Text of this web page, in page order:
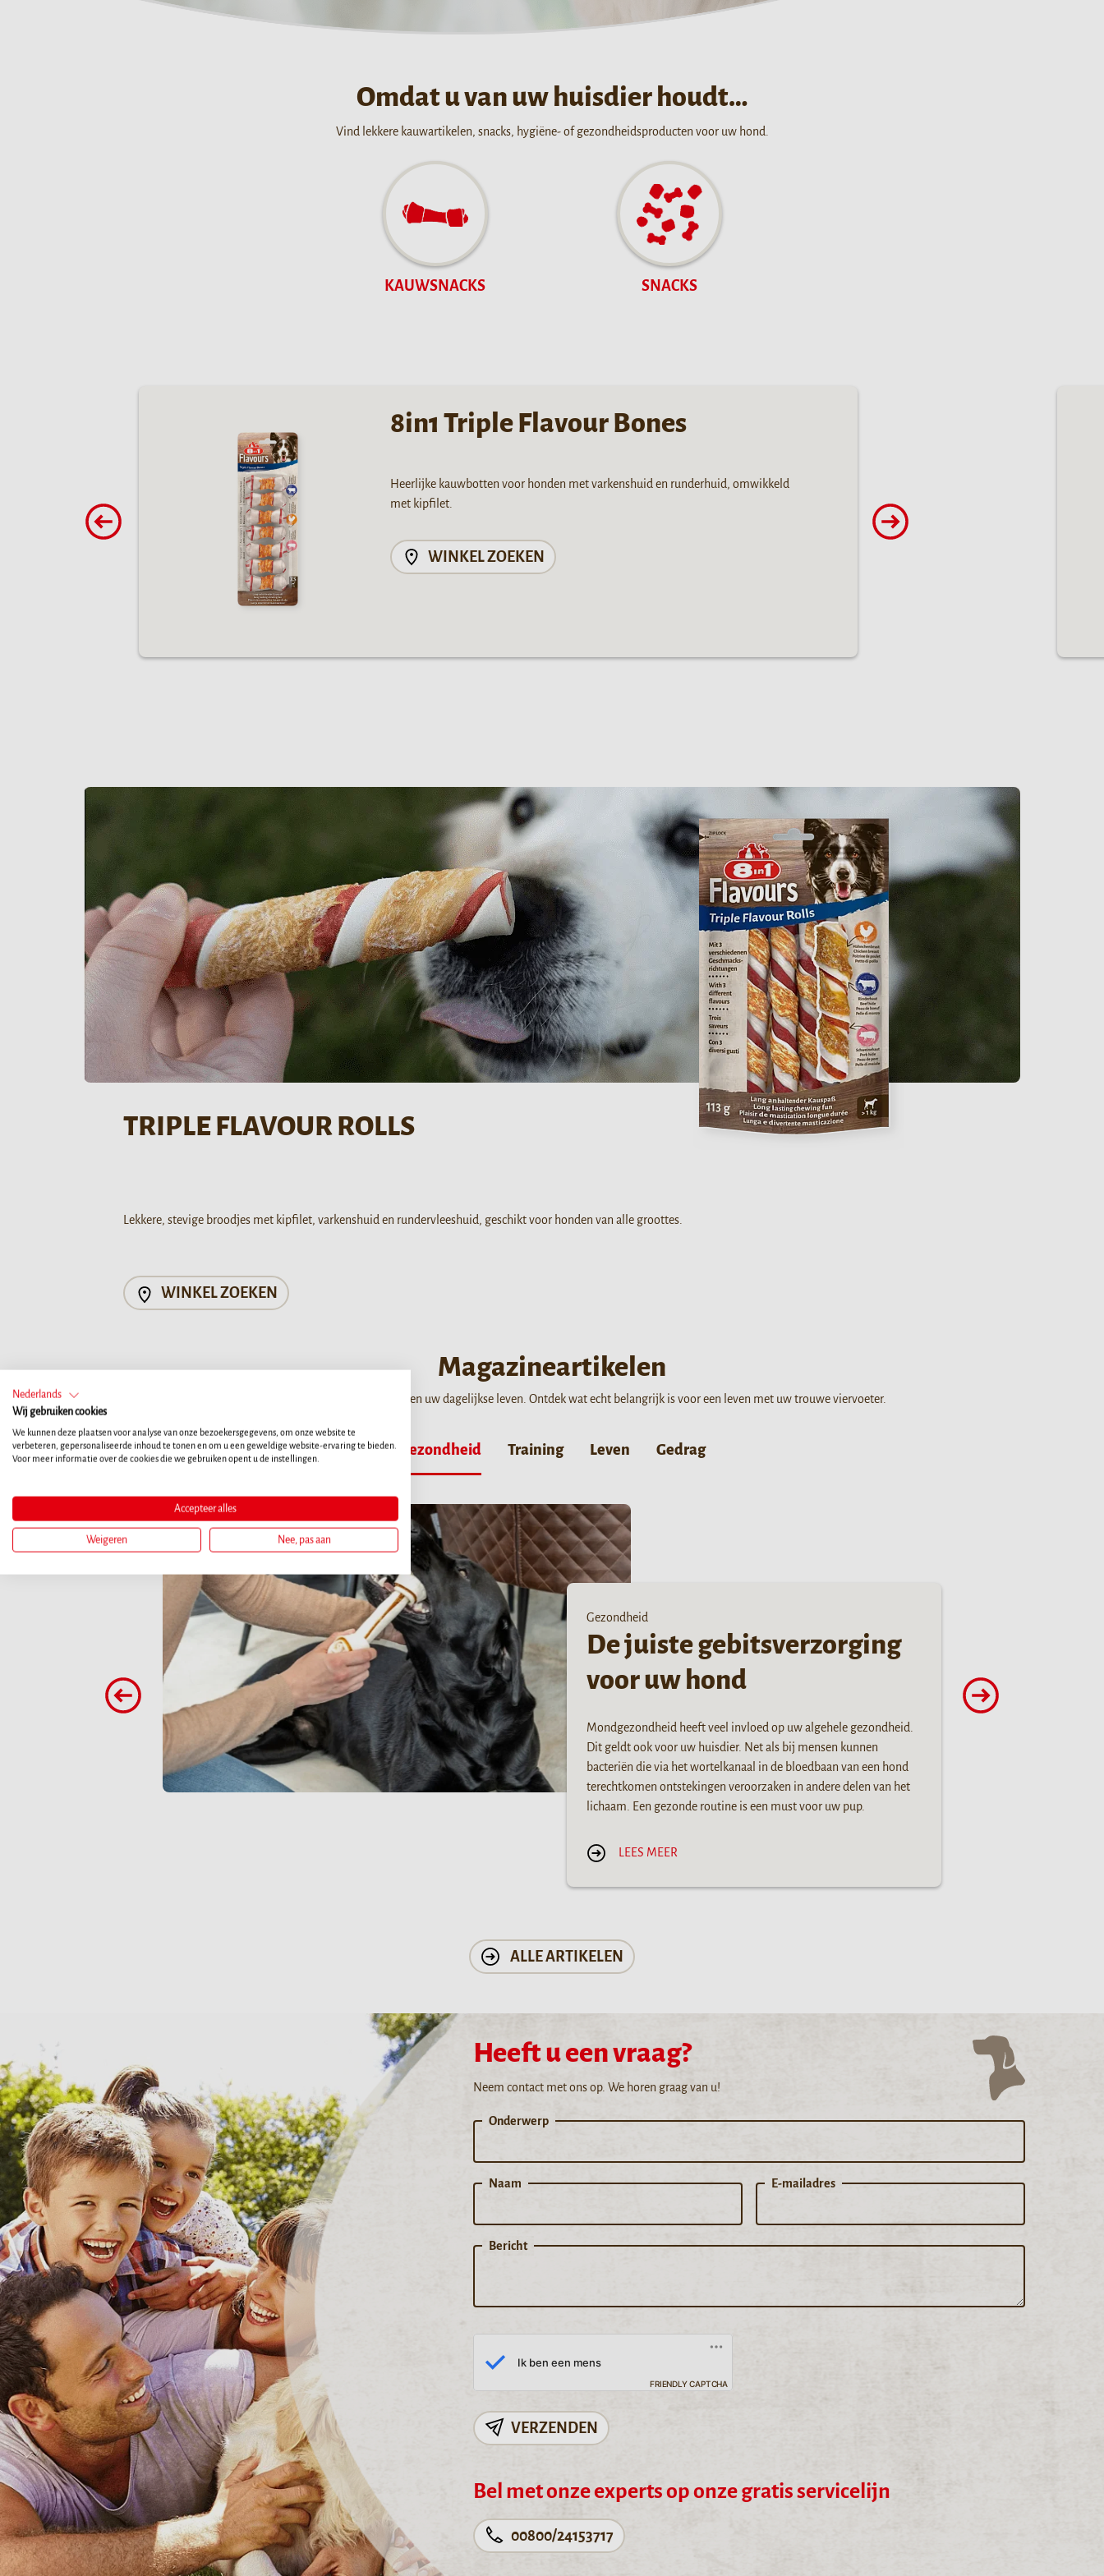
Omdat u van uw huisdier houdt…
Vind lekkere kauwartikelen, snacks, hygiëne- of gezondheidsproducten voor uw hond.
KAUWSNACKS SNACKS
8in1 Triple Flavour Bones
Heerlijke kauwbotten voor honden met varkenshuid en runderhuid, omwikkeld
met kipfilet.
WINKEL ZOEKEN
TRIPLE FLAVOUR ROLLS
Lekkere, stevige broodjes met kipfilet, varkenshuid en rundervleeshuid, geschikt voor honden van alle groottes.
WINKEL ZOEKEN
Magazineartikelen
Uw hond maakt deel uit van uw gezin en uw dagelijkse leven. Ontdek wat echt belangrijk is voor een leven met uw trouwe viervoeter.
Gezondheid Training Leven Gedrag
Gezondheid
De juiste gebitsverzorging
voor uw hond
Mondgezondheid heeft veel invloed op uw algehele gezondheid.
Dit geldt ook voor uw huisdier. Net als bij mensen kunnen
bacteriën die via het wortelkanaal in de bloedbaan van een hond
terechtkomen ontstekingen veroorzaken in andere delen van het
lichaam. Een gezonde routine is een must voor uw pup.
LEES MEER
ALLE ARTIKELEN
Heeft u een vraag?
Neem contact met ons op. We horen graag van u!
Onderwerp
Naam E-mailadres
Bericht
FRIENDLY CAPTCHA
VERZENDEN
Bel met onze experts op onze gratis servicelijn
00800/24153717
Nederlands
Wij gebruiken cookies
We kunnen deze plaatsen voor analyse van onze bezoekersgegevens, om onze website te
verbeteren, gepersonaliseerde inhoud te tonen en om u een geweldige website-ervaring te bieden.
Voor meer informatie over de cookies die we gebruiken opent u de instellingen.
Accepteer alles
Weigeren Nee, pas aan